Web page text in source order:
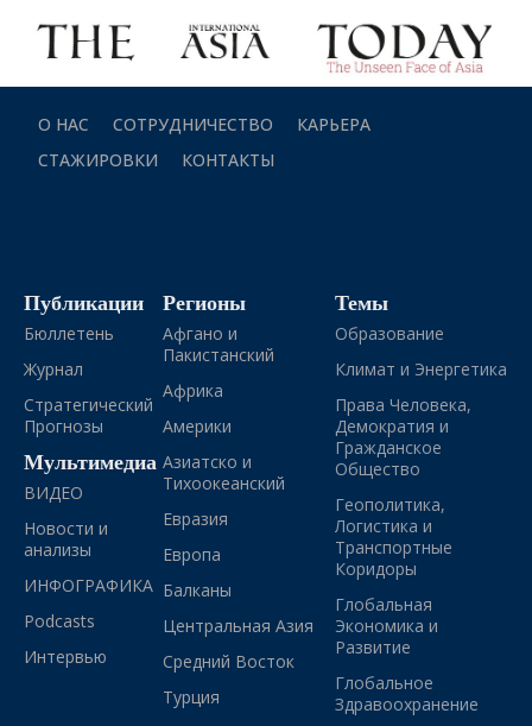
О НАС СОТРУДНИЧЕСТВО
КАРЬЕРА
СТАЖИРОВКИ
КОНТАКТЫ
Публикации
Бюллетень
Журнал
Стратегический
Прогнозы
Мультимедиа
ВИДЕО
Новости и
анализы
ИНФОГРАФИКА
Podcasts
Интервью
Регионы
Афгано и
Пакистанский
Африка
Америки
Азиатско и
Тихоокеанский
Евразия
Европа
Балканы
Центральная Азия
Средний Восток
Турция
Темы
Образование
Климат и Энергетика
Права Человека,
Демократия и
Гражданское
Общество
Геополитика,
Логистика и
Транспортные
Коридоры
Глобальная
Экономика и
Развитие
Глобальное
Здравоохранение